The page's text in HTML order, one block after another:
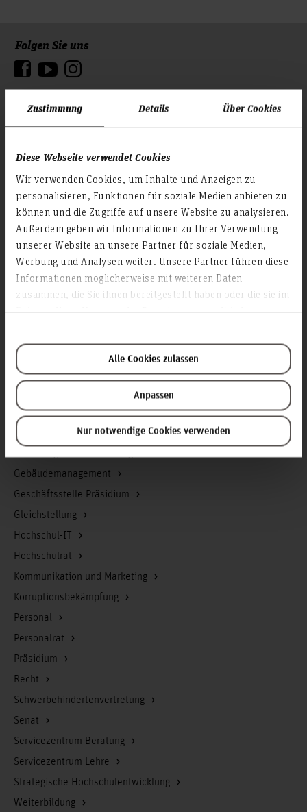
Zustimmung Details Über Cookies
Diese Webseite verwendet Cookies
Wir verwenden Cookies, um Inhalte und Anzeigen zu
personalisieren, Funktionen für soziale Medien anbieten zu
können und die Zugriffe auf unsere Website zu analysieren.
Außerdem geben wir Informationen zu Ihrer Verwendung
unserer Website an unsere Partner für soziale Medien,
Werbung und Analysen weiter. Unsere Partner führen diese
Informationen möglicherweise mit weiteren Daten
zusammen, die Sie ihnen bereitgestellt haben oder die sie im
Alle Cookies zulassen
Anpassen
Nur notwendige Cookies verwenden
Infos zur Hochschule
Kontakt und Anreise
Personensuche
Karriere
Folgen Sie uns
Service & Organisation
Akademische Angelegenheiten
Antidiskriminierungsstelle
Bibliothek
Campusmanagement
Datenschutz
Existenzgründung
Finanzmanagement
Gebäudemanagement
Geschäftsstelle Präsidium
Gleichstellung
Hochschul-IT
Hochschulrat
Kommunikation und Marketing
Korruptionsbekämpfung
Personal
Personalrat
Präsidium
Recht
Schwerbehindertenvertretung
Senat
Servicezentrum Beratung
Servicezentrum Lehre
Strategische Hochschulentwicklung
Weiterbildung